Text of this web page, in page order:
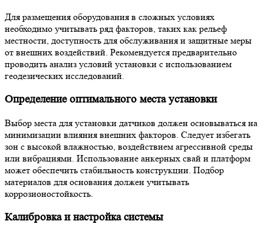
Для размещения оборудования в сложных условиях
необходимо учитывать ряд факторов, таких как рельеф
местности, доступность для обслуживания и защитные меры
от внешних воздействий. Рекомендуется предварительно
проводить анализ условий установки с использованием
геодезических исследований.
Определение оптимального места установки
Выбор места для установки датчиков должен основываться на
минимизации влияния внешних факторов. Следует избегать
зон с высокой влажностью, воздействием агрессивной среды
или вибрациями. Использование анкерных свай и платформ
может обеспечить стабильность конструкции. Подбор
материалов для основания должен учитывать
коррозионостойкость.
Калибровка и настройка системы